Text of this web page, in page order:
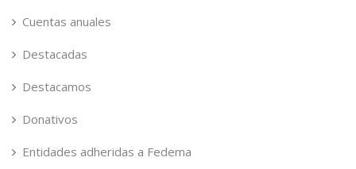
Cuentas anuales
Destacadas
Destacamos
Donativos
Entidades adheridas a Fedema